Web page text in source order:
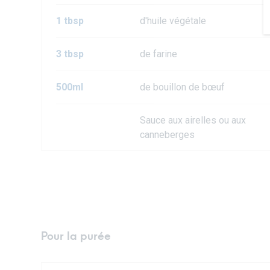
1 tbsp d'huile végétale
3 tbsp de farine
500ml de bouillon de bœuf
Sauce aux airelles ou aux
canneberges
Pour la purée